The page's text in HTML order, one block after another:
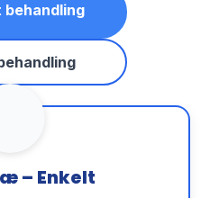
behandling
– Enkelt